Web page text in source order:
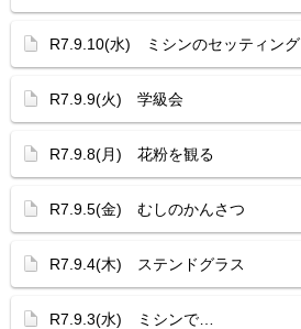
R7.9.10(水) ミシンのセッティング
R7.9.9(火) 学級会
R7.9.8(月) 花粉を観る
R7.9.5(金) むしのかんさつ
R7.9.4(木) ステンドグラス
R7.9.3(水) ミシンで…